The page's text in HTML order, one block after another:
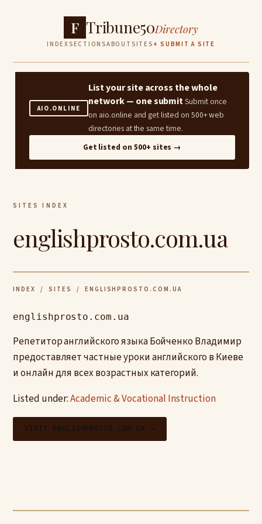
F Tribune50Directory
INDEXSECTIONSABOUT SITES + SUBMIT A SITE
AIO.ONLINE
List your site across the whole
network — one submitSubmit once
on aio.online and get listed on 500+ web
directories at the same time.
Get listed on 500+ sites →
SITES INDEX
englishprosto.com.ua
INDEX / SITES / ENGLISHPROSTO.COM.UA
englishprosto.com.ua
Репетитор английского языка Бойченко Владимир
предоставляет частные уроки английского в Киеве
и онлайн для всех возрастных категорий.
Listed under:Academic & Vocational Instruction
VISIT ENGLISHPROSTO.COM.UA →